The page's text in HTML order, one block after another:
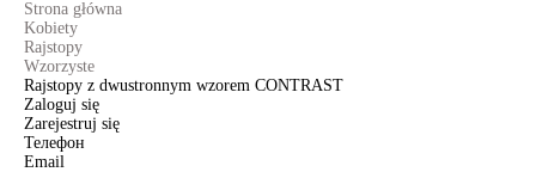
Strona główna
Kobiety
Rajstopy
Wzorzyste
Rajstopy z dwustronnym wzorem CONTRAST
Zaloguj się
Zarejestruj się
Телефон
Email